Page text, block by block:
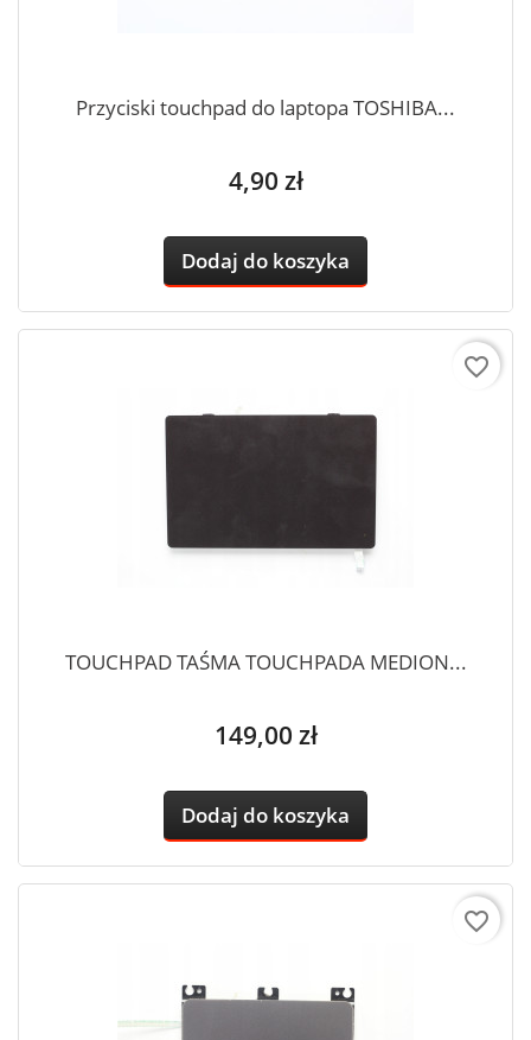
Przyciski touchpad do laptopa TOSHIBA...
Cena
4,90 zł
Dodaj do koszyka
TOUCHPAD TAŚMA TOUCHPADA MEDION...
Cena
149,00 zł
Dodaj do koszyka
favorite_border
favorite_border